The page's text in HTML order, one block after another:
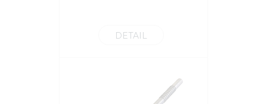
DETAIL